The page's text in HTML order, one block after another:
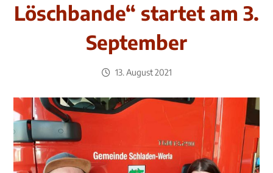
Löschbande“ startet am 3.
September
13. August 2021